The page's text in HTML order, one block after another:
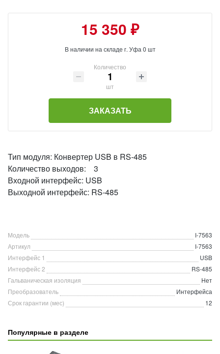
15 350 ₽
В наличии на складе г. Уфа 0 шт
Количество
шт
ЗАКАЗАТЬ
Тип модуля: Конвертер USB в RS-485
Количество выходов: 3
Входной интерфейс: USB
Выходной интерфейс: RS-485
Модель
I-7563
Артикул
I-7563
Интерфейс 1
USB
Интерфейс 2
RS-485
Гальваническая изоляция
Нет
Преобразователь
Интерфейса
Срок гарантии (мес)
12
Популярные в разделе